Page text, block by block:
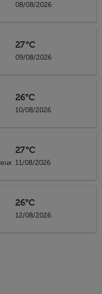
08/08/2026
27°C
09/08/2026
26°C
10/08/2026
27°C
11/08/2026
26°C
12/08/2026